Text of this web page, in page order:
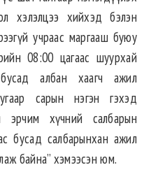
хэлэлцээ хийхэд бэлэн
учраас маргааш буюу
08:00 цагаас шуурхай
албан хаагч ажил
сарын нэгэн гэхэд
эрчим хүчний салбарын
бусад салбарынхан ажил
байна” хэмээсэн юм.